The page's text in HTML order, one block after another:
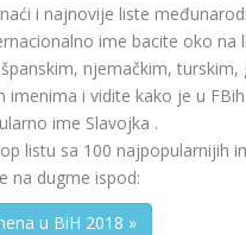
i najnovije liste
ime bacite oko na
njemačkim, turskim,
imenima i vidite kako je u
ime Slavojka .
listu sa 100 najpopularnijih
na dugme ispod:
u BiH 2018 »